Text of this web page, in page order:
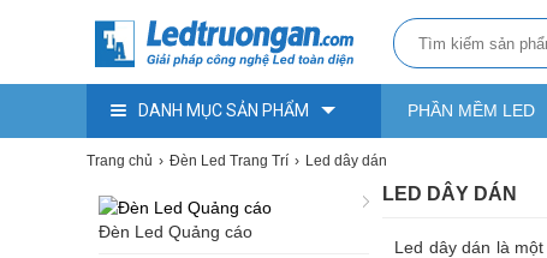
DANH MỤC SẢN PHẨM PHẦN MỀM LED
Trang chủ Đèn Led Trang Trí Led dây dán
Đèn Led Quảng cáo
LED DÂY DÁN
Led dây dán là